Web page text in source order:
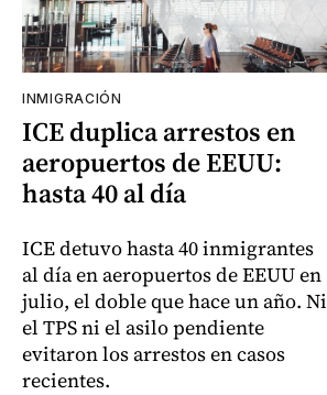
INMIGRACIÓN
ICE duplica arrestos en
aeropuertos de EEUU:
hasta 40 al día
ICE detuvo hasta 40 inmigrantes
al día en aeropuertos de EEUU en
julio, el doble que hace un año. Ni
el TPS ni el asilo pendiente
evitaron los arrestos en casos
recientes.